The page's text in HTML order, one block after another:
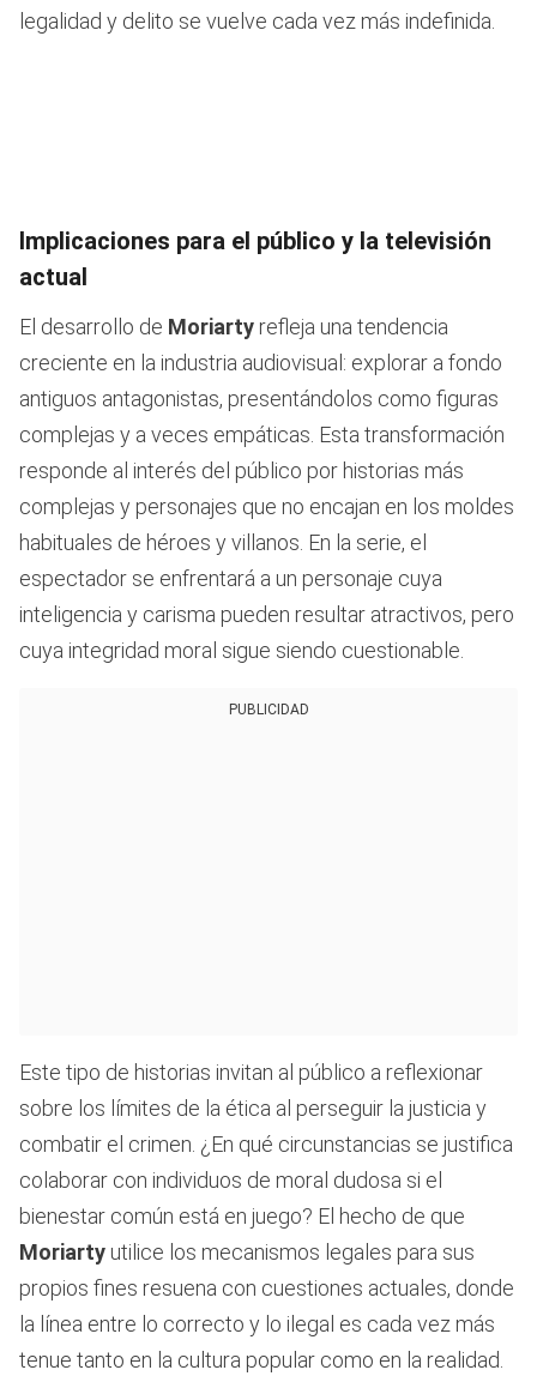
legalidad y delito se vuelve cada vez más indefinida.
Implicaciones para el público y la televisión
actual
El desarrollo de Moriarty refleja una tendencia
creciente en la industria audiovisual: explorar a fondo
antiguos antagonistas, presentándolos como figuras
complejas y a veces empáticas. Esta transformación
responde al interés del público por historias más
complejas y personajes que no encajan en los moldes
habituales de héroes y villanos. En la serie, el
espectador se enfrentará a un personaje cuya
inteligencia y carisma pueden resultar atractivos, pero
cuya integridad moral sigue siendo cuestionable.
PUBLICIDAD
Este tipo de historias invitan al público a reflexionar
sobre los límites de la ética al perseguir la justicia y
combatir el crimen. ¿En qué circunstancias se justifica
colaborar con individuos de moral dudosa si el
bienestar común está en juego? El hecho de que
Moriarty utilice los mecanismos legales para sus
propios fines resuena con cuestiones actuales, donde
la línea entre lo correcto y lo ilegal es cada vez más
tenue tanto en la cultura popular como en la realidad.